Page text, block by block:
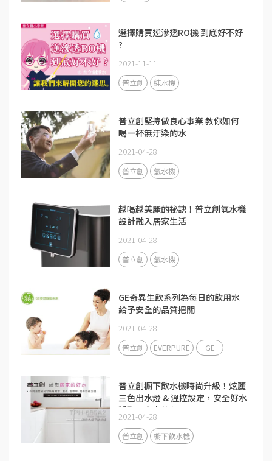
選擇購買逆滲透RO機 到底好不好
?
2021-11-11
普立創 純水機
普立創堅持做良心事業 教你如何
喝一杯無汙染的水
2021-04-28
普立創 氫水機
越喝越美麗的祕訣！普立創氫水機
設計融入居家生活
2021-04-28
普立創 氫水機
GE奇異生飲系列為每日的飲用水
給予安全的品質把關
2021-04-28
普立創 EVERPURE GE
普立創櫥下飲水機時尚升級！炫麗
三色出水燈 & 溫控設定，安全好水
凝聚全家人的心
2021-04-28
普立創 櫥下飲水機